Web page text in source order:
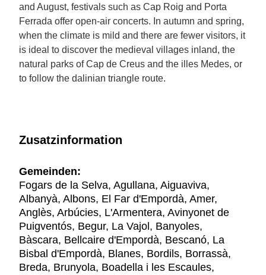
and August, festivals such as Cap Roig and Porta
Ferrada offer open-air concerts. In autumn and spring,
when the climate is mild and there are fewer visitors, it
is ideal to discover the medieval villages inland, the
natural parks of Cap de Creus and the illes Medes, or
to follow the dalinian triangle route.
Zusatzinformation
Gemeinden:
Fogars de la Selva, Agullana, Aiguaviva,
Albanyà, Albons, El Far d'Empordà, Amer,
Anglès, Arbúcies, L'Armentera, Avinyonet de
Puigventós, Begur, La Vajol, Banyoles,
Bàscara, Bellcaire d'Empordà, Bescanó, La
Bisbal d'Empordà, Blanes, Bordils, Borrassà,
Breda, Brunyola, Boadella i les Escaules,